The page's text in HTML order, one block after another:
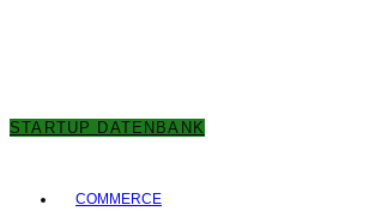
STARTUP DATENBANK
COMMERCE